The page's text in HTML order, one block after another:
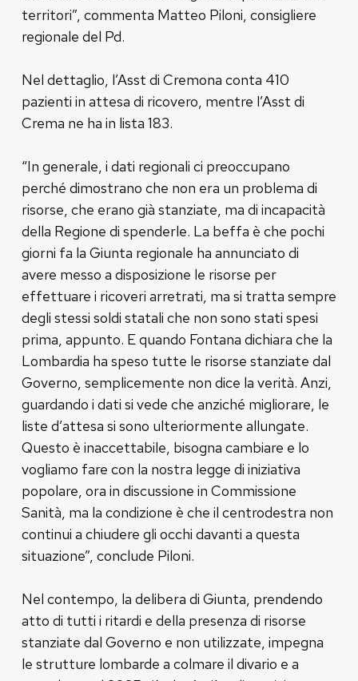
territori”, commenta Matteo Piloni, consigliere
regionale del Pd.
Nel dettaglio, l’Asst di Cremona conta 410
pazienti in attesa di ricovero, mentre l’Asst di
Crema ne ha in lista 183.
“In generale, i dati regionali ci preoccupano
perché dimostrano che non era un problema di
risorse, che erano già stanziate, ma di incapacità
della Regione di spenderle. La beffa è che pochi
giorni fa la Giunta regionale ha annunciato di
avere messo a disposizione le risorse per
effettuare i ricoveri arretrati, ma si tratta sempre
degli stessi soldi statali che non sono stati spesi
prima, appunto. E quando Fontana dichiara che la
Lombardia ha speso tutte le risorse stanziate dal
Governo, semplicemente non dice la verità. Anzi,
guardando i dati si vede che anziché migliorare, le
liste d’attesa si sono ulteriormente allungate.
Questo è inaccettabile, bisogna cambiare e lo
vogliamo fare con la nostra legge di iniziativa
popolare, ora in discussione in Commissione
Sanità, ma la condizione è che il centrodestra non
continui a chiudere gli occhi davanti a questa
situazione”, conclude Piloni.
Nel contempo, la delibera di Giunta, prendendo
atto di tutti i ritardi e della presenza di risorse
stanziate dal Governo e non utilizzate, impegna
le strutture lombarde a colmare il divario e a